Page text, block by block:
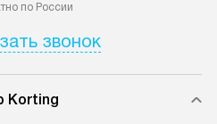
по России
звонок
Korting